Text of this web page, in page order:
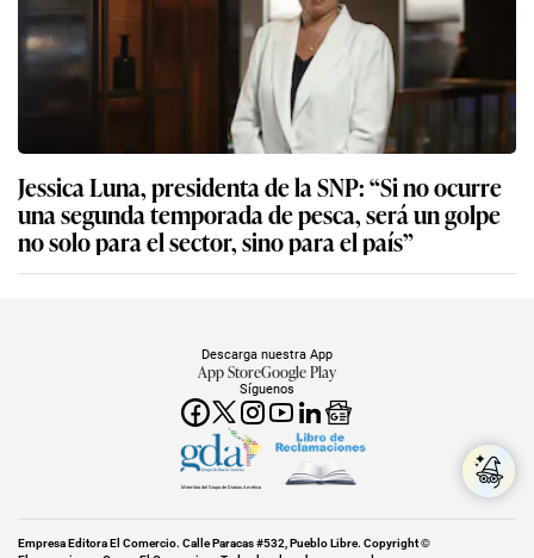
Jessica Luna, presidenta de la SNP: “Si no ocurre
una segunda temporada de pesca, será un golpe
no solo para el sector, sino para el país”
Síguenos
Descarga nuestra App
App StoreGoogle Play
Miembro del Grupo de Diarios América
Empresa Editora El Comercio. Calle Paracas #532, Pueblo Libre. Copyright ©